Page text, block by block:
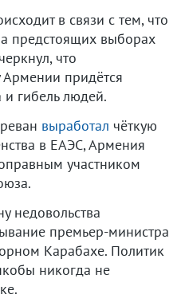
в связи с тем, что
предстоящих выборах
что
придётся
и гибель людей.
выработал чёткую
в ЕАЭС, Армения
участником
недовольства
премьер-министра
Карабахе. Политик
никогда не